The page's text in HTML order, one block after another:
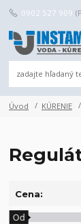
0902 527 909
Úvod KÚRENIE
Cena:
Od